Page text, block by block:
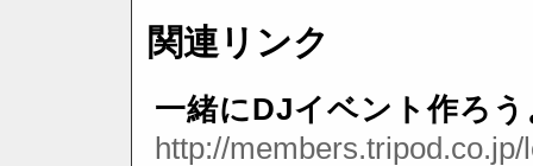
関連リンク
一緒にDJイベント作ろ
http://members.tripod.co.jp/